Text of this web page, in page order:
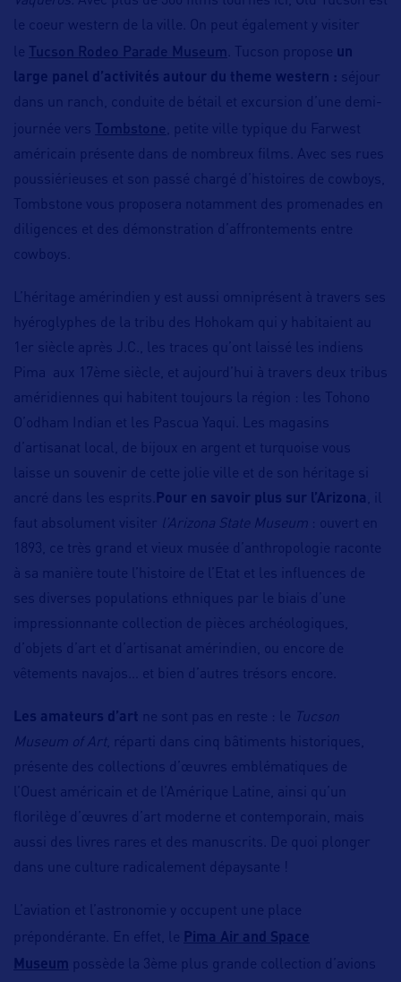
le coeur western de la ville. On peut également y visiter
le Tucson Rodeo Parade Museum . Tucson propose un
large panel d’activités autour du theme western : séjour
dans un ranch, conduite de bétail et excursion d’une demi-
journée vers Tombstone
, petite ville typique du Farwest
américain présente dans de nombreux films. Avec ses rues
poussiérieuses et son passé chargé d’histoires de cowboys,
Tombstone vous proposera notamment des promenades en
diligences et des démonstration d’affrontements entre
cowboys.
L’héritage amérindien y est aussi omniprésent à travers ses
hyéroglyphes de la tribu des Hohokam qui y habitaient au
1er siècle après J.C., les traces qu’ont laissé les indiens
Pima aux 17ème siècle, et aujourd’hui à travers deux tribus
améridiennes qui habitent toujours la région : les Tohono
O’odham Indian et les Pascua Yaqui. Les magasins
d’artisanat local, de bijoux en argent et turquoise vous
laisse un souvenir de cette jolie ville et de son héritage si
ancré dans les esprits. Pour en savoir plus sur l’Arizona
, il
faut absolument visiter
l’Arizona State Museum : ouvert en
1893, ce très grand et vieux musée d’anthropologie raconte
à sa manière toute l’histoire de l’Etat et les influences de
ses diverses populations ethniques par le biais d’une
impressionnante collection de pièces archéologiques,
d’objets d’art et d’artisanat amérindien, ou encore de
vêtements navajos… et bien d’autres trésors encore.
Les amateurs d’art ne sont pas en reste : le Tucson
Museum of Art , réparti dans cinq bâtiments historiques,
présente des collections d’œuvres emblématiques de
l’Ouest américain et de l’Amérique Latine, ainsi qu’un
florilège d’œuvres d’art moderne et contemporain, mais
aussi des livres rares et des manuscrits. De quoi plonger
dans une culture radicalement dépaysante !
L’aviation et l’astronomie y occupent une place
prépondérante. En effet, le Pima Air and Space
Museum possède la 3ème plus grande collection d’avions